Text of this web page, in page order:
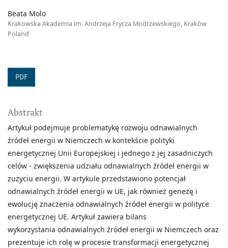
Beata Molo
Krakowska Akademia im. Andrzeja Frycza Modrzewskiego, Kraków
Poland
PDF
Abstrakt
Artykuł podejmuje problematykę rozwoju odnawialnych
źródeł energii w Niemczech w kontekście polityki
energetycznej Unii Europejskiej i jednego z jej zasadniczych
celów - zwiększenia udziału odnawialnych źródeł energii w
zużyciu energii. W artykule przedstawiono potencjał
odnawialnych źródeł energii w UE, jak również genezę i
ewolucję znaczenia odnawialnych źródeł energii w polityce
energetycznej UE. Artykuł zawiera bilans
wykorzystania odnawialnych źródeł energii w Niemczech oraz
prezentuje ich rolę w procesie transformacji energetycznej